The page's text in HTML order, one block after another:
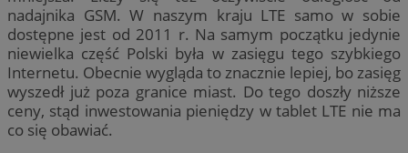
nadajnika GSM. W naszym kraju LTE samo w sobie
dostępne jest od 2011 r. Na samym początku jedynie
niewielka część Polski była w zasięgu tego szybkiego
Internetu. Obecnie wygląda to znacznie lepiej, bo zasięg
wyszedł już poza granice miast. Do tego doszły niższe
ceny, stąd inwestowania pieniędzy w tablet LTE nie ma
co się obawiać.